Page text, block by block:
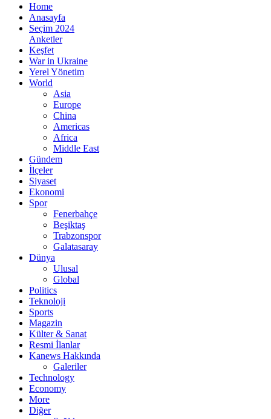
Home
Anasayfa
Seçim 2024
Anketler
Keşfet
War in Ukraine
Yerel Yönetim
World
Asia
Europe
China
Americas
Africa
Middle East
Gündem
İlçeler
Siyaset
Ekonomi
Spor
Fenerbahçe
Beşiktaş
Trabzonspor
Galatasaray
Dünya
Ulusal
Global
Politics
Teknoloji
Sports
Magazin
Külter & Sanat
Resmi İlanlar
Kanews Hakkında
Galeriler
Technology
Economy
More
Diğer